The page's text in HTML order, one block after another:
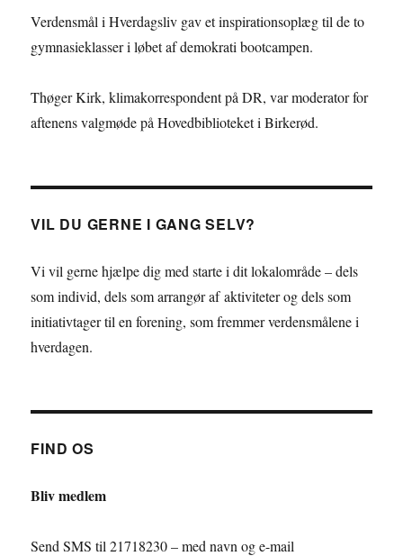
Verdensmål i Hverdagsliv gav et inspirationsoplæg til de to
gymnasieklasser i løbet af demokrati bootcampen.
Thøger Kirk, klimakorrespondent på DR, var moderator for
aftenens valgmøde på Hovedbiblioteket i Birkerød.
VIL DU GERNE I GANG SELV?
Vi vil gerne hjælpe dig med starte i dit lokalområde – dels
som individ, dels som arrangør af aktiviteter og dels som
initiativtager til en forening, som fremmer verdensmålene i
hverdagen.
FIND OS
Bliv medlem
Send SMS til 21718230 – med navn og e-mail